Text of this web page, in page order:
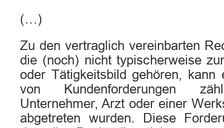
(…)
Zu den vertraglich vereinbarten
die (noch) nicht typischerweise
oder Tätigkeitsbild gehören, kann
von Kundenforderungen
Unternehmer, Arzt oder einer
abgetreten wurden. Diese